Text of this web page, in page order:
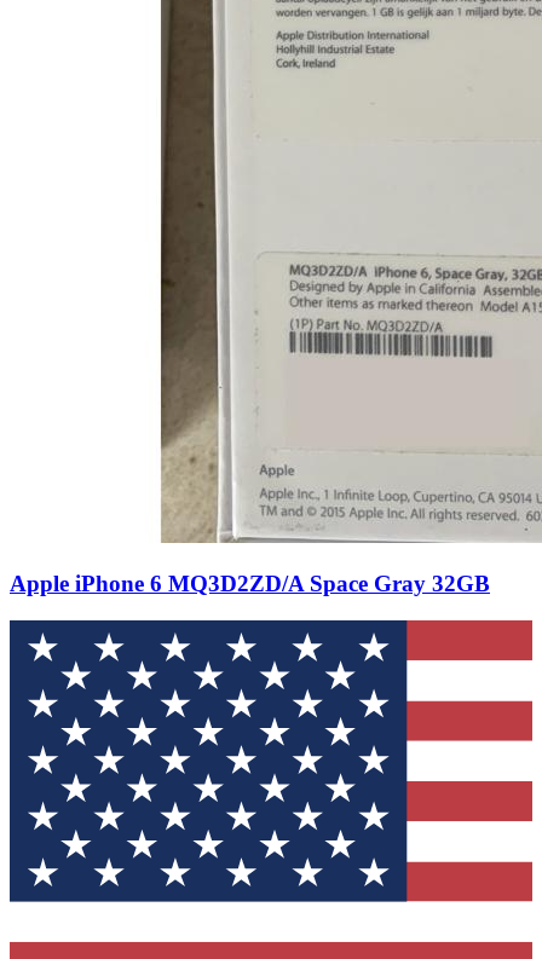
Apple iPhone 6 MQ3D2ZD/A Space Gray 32GB